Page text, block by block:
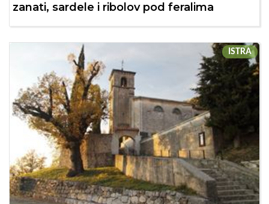
zanati, sardele i ribolov pod feralima
ISTRA